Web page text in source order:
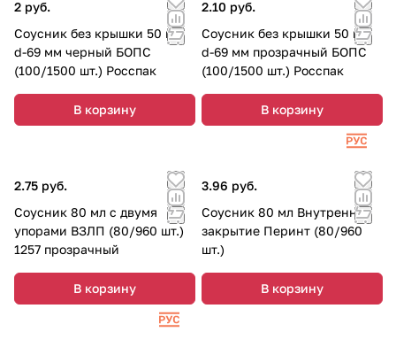
2 руб.
Соусник без крышки 50 мл
d-69 мм черный БОПС
(100/1500 шт.) Росспак
В корзину
2.10 руб.
Соусник без крышки 50 мл
d-69 мм прозрачный БОПС
(100/1500 шт.) Росспак
В корзину
2.75 руб.
Соусник 80 мл с двумя
упорами ВЗЛП (80/960 шт.)
1257 прозрачный
В корзину
3.96 руб.
Соусник 80 мл Внутреннее
закрытие Перинт (80/960
шт.)
В корзину